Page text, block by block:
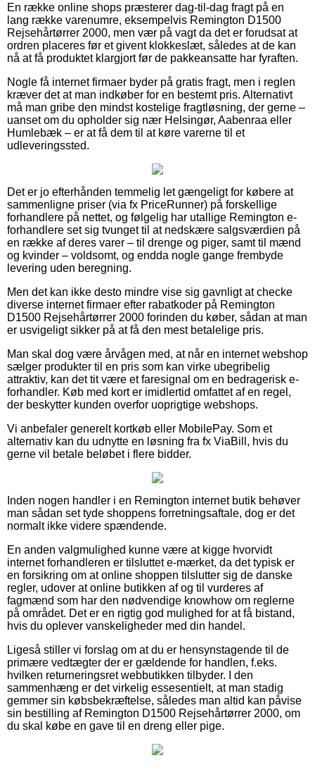
En række online shops præsterer dag-til-dag fragt på en
lang række varenumre, eksempelvis Remington D1500
Rejsehårtørrer 2000, men vær på vagt da det er forudsat at
ordren placeres før et givent klokkeslæt, således at de kan
nå at få produktet klargjort før de pakkeansatte har fyraften.
Nogle få internet firmaer byder på gratis fragt, men i reglen
kræver det at man indkøber for en bestemt pris. Alternativt
må man gribe den mindst kostelige fragtløsning, der gerne –
uanset om du opholder sig nær Helsingør, Aabenraa eller
Humlebæk – er at få dem til at køre varerne til et
udleveringssted.
Det er jo efterhånden temmelig let gængeligt for købere at
sammenligne priser (via fx PriceRunner) på forskellige
forhandlere på nettet, og følgelig har utallige Remington e-
forhandlere set sig tvunget til at nedskære salgsværdien på
en række af deres varer – til drenge og piger, samt til mænd
og kvinder – voldsomt, og endda nogle gange frembyde
levering uden beregning.
Men det kan ikke desto mindre vise sig gavnligt at checke
diverse internet firmaer efter rabatkoder på Remington
D1500 Rejsehårtørrer 2000 forinden du køber, sådan at man
er usvigeligt sikker på at få den mest betalelige pris.
Man skal dog være årvågen med, at når en internet webshop
sælger produkter til en pris som kan virke ubegribelig
attraktiv, kan det tit være et faresignal om en bedragerisk e-
forhandler. Køb med kort er imidlertid omfattet af en regel,
der beskytter kunden overfor uoprigtige webshops.
Vi anbefaler generelt kortkøb eller MobilePay. Som et
alternativ kan du udnytte en løsning fra fx ViaBill, hvis du
gerne vil betale beløbet i flere bidder.
Inden nogen handler i en Remington internet butik behøver
man sådan set tyde shoppens forretningsaftale, dog er det
normalt ikke videre spændende.
En anden valgmulighed kunne være at kigge hvorvidt
internet forhandleren er tilsluttet e-mærket, da det typisk er
en forsikring om at online shoppen tilslutter sig de danske
regler, udover at online butikken af og til vurderes af
fagmænd som har den nødvendige knowhow om reglerne
på området. Det er en rigtig god mulighed for at få bistand,
hvis du oplever vanskeligheder med din handel.
Ligeså stiller vi forslag om at du er hensynstagende til de
primære vedtægter der er gældende for handlen, f.eks.
hvilken returneringsret webbutikken tilbyder. I den
sammenhæng er det virkelig essesentielt, at man stadig
gemmer sin købsbekræftelse, således man altid kan påvise
sin bestilling af Remington D1500 Rejsehårtørrer 2000, om
du skal købe en gave til en dreng eller pige.